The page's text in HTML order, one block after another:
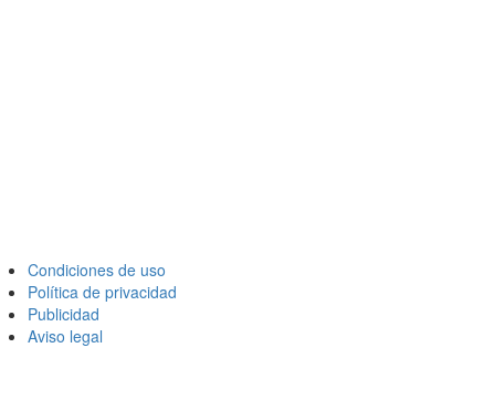
Condiciones de uso
Política de privacidad
Publicidad
Aviso legal